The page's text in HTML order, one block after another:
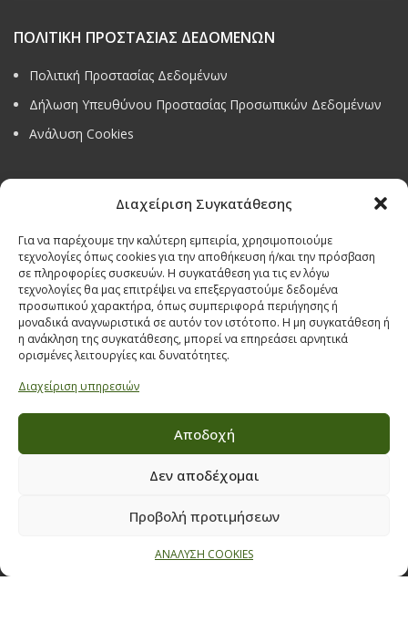
Διαχείριση Συγκατάθεσης
Για να παρέχουμε την καλύτερη εμπειρία, χρησιμοποιούμε
τεχνολογίες όπως cookies για την αποθήκευση ή/και την πρόσβαση
σε πληροφορίες συσκευών. Η συγκατάθεση για τις εν λόγω
τεχνολογίες θα μας επιτρέψει να επεξεργαστούμε δεδομένα
προσωπικού χαρακτήρα, όπως συμπεριφορά περιήγησης ή
μοναδικά αναγνωριστικά σε αυτόν τον ιστότοπο. Η μη συγκατάθεση ή
η ανάκληση της συγκατάθεσης, μπορεί να επηρεάσει αρνητικά
ορισμένες λειτουργίες και δυνατότητες.
Διαχείριση υπηρεσιών
Αποδοχή
Δεν αποδέχομαι
Προβολή προτιμήσεων
ΑΝΑΛΥΣΗ COOKIES
ΠΟΛΙΤΙΚΗ ΠΡΟΣΤΑΣΙΑΣ ΔΕΔΟΜΕΝΩΝ
Πολιτική Προστασίας Δεδομένων
Δήλωση Υπευθύνου Προστασίας Προσωπικών Δεδομένων
Ανάλυση Cookies
ΣΤΟΙΧΕΙΑ ΕΠΙΚΟΙΝΩΝΙΑΣ
Παπαναστασίου 209,
Θεσσαλονίκη, ΤΚ 542 50
Τηλ:231 030 9709,231 035 1630
Email:info@ecobuildings.gr
Email:eshop@ecobuildings.gr
ΟΡΟΙ ΧΡΗΣΗΣ